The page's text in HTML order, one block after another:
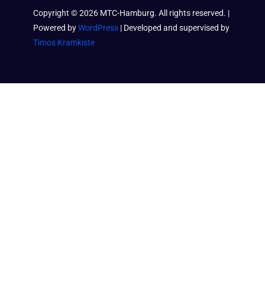
Copyright ©2026 MTC-Hamburg. All rights reserved. |
Powered byWordPress | Developed and supervised by
Timos Kramkiste